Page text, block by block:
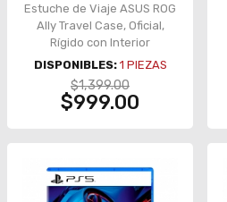
Estuche de Viaje ASUS ROG
Ally Travel Case, Oficial,
Rígido con Interior
Acolchado – 90NV00D0-
B10000
DISPONIBLES: 1 PIEZAS
$1,399.00
$999.00